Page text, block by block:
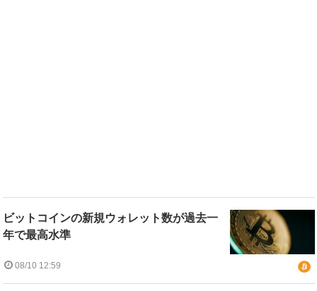
ビットコインの新規ウォレット数が過去一
年で最高水準
08/10 12:59